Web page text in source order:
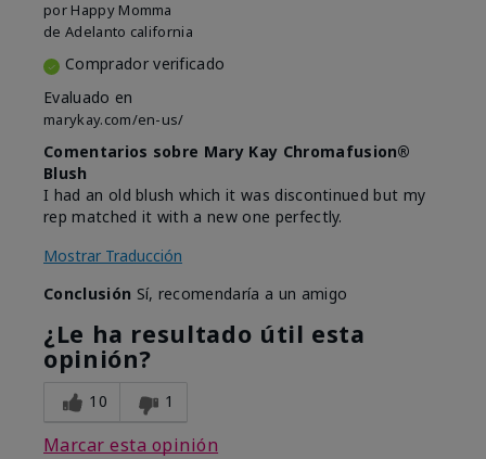
por Happy Momma
de Adelanto california
Comprador verificado
Evaluado en
marykay.com/en-us/
Comentarios sobre Mary Kay Chromafusion®
Blush
I had an old blush which it was discontinued but my
rep matched it with a new one perfectly.
Mostrar Traducción
Conclusión Sí, recomendaría a un amigo
¿Le ha resultado útil esta
opinión?
10 1
Marcar esta opinión